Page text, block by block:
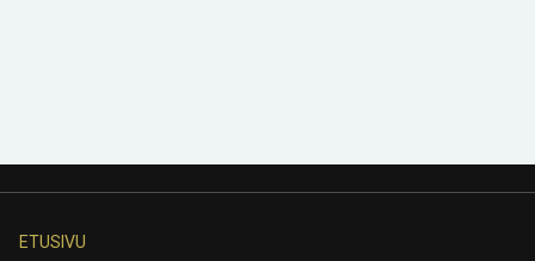
ETUSIVU